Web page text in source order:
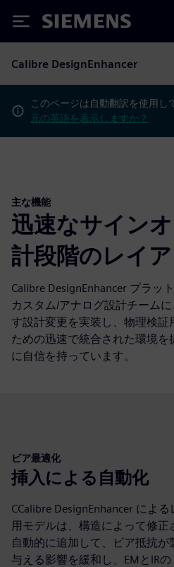
Siemens
Calibre DesignEnhancer
このページは自動翻訳を使用し
元の英語を表示しますか？
主な機能
迅速なサイン
計段階のレイ
Calibre DesignEnhancer プラッ
カスタム/アナログ設計チーム
す設計変更を実装し、物理検証
ための迅速で統合された環境を
に自信を持っています。
ビア最適化
挿入による自動化
CCalibre DesignEnhancer によ
用モデルは、構造によって修正
自動的に追加して、ビア抵抗
与える影響を緩和し、EMとIR